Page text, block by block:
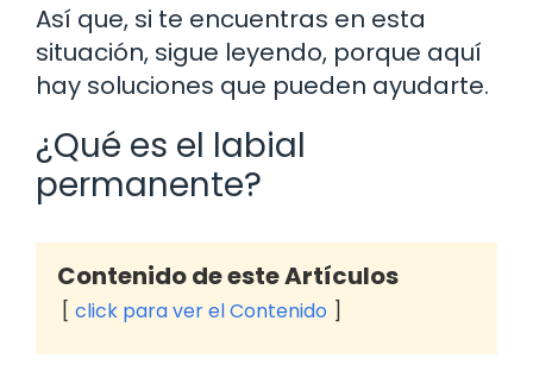
Así que, si te encuentras en esta
situación, sigue leyendo, porque aquí
hay soluciones que pueden ayudarte.
¿Qué es el labial
permanente?
Contenido de este Artículos
click para ver el Contenido